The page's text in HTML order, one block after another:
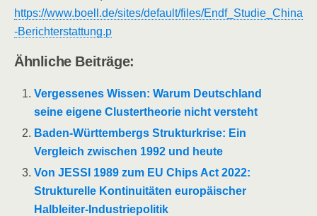
https://www.boell.de/sites/default/files/Endf_Studie_China
-Berichterstattung.p
Ähnliche Beiträge:
Vergessenes Wissen: Warum Deutschland
seine eigene Clustertheorie nicht versteht
Baden-Württembergs Strukturkrise: Ein
Vergleich zwischen 1992 und heute
Von JESSI 1989 zum EU Chips Act 2022:
Strukturelle Kontinuitäten europäischer
Halbleiter-Industriepolitik